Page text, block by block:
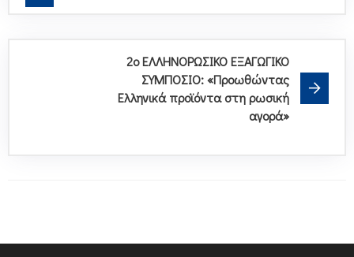
2ο ΕΛΛΗΝΟΡΩΣΙΚΟ ΕΞΑΓΩΓΙΚΟ
ΣΥΜΠΟΣΙΟ: «Προωθώντας
Ελληνικά προϊόντα στη ρωσική
αγορά»